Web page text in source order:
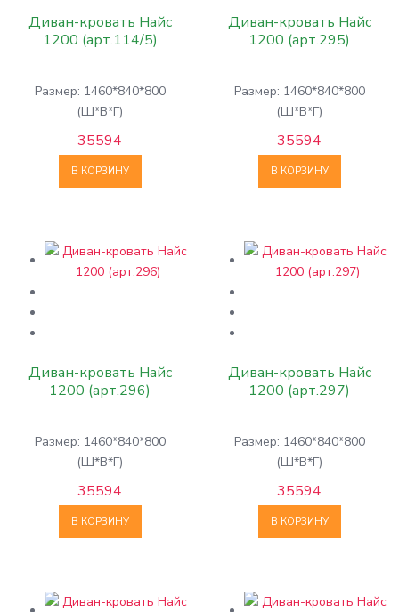
Диван-кровать Найс
1200 (арт.114/5)
Размер: 1460*840*800
(Ш*В*Г)
35594
В КОРЗИНУ
Диван-кровать Найс
1200 (арт.295)
Размер: 1460*840*800
(Ш*В*Г)
35594
В КОРЗИНУ
Диван-кровать Найс
1200 (арт.296)
Размер: 1460*840*800
(Ш*В*Г)
35594
В КОРЗИНУ
Диван-кровать Найс
1200 (арт.297)
Размер: 1460*840*800
(Ш*В*Г)
35594
В КОРЗИНУ